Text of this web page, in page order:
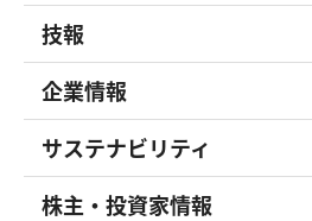
技報
企業情報
サステナビリティ
株主・投資家情報